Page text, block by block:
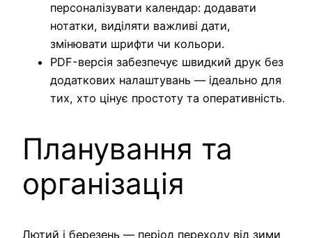
персоналізувати календар: додавати
нотатки, виділяти важливі дати,
змінювати шрифти чи кольори.
PDF-версія забезпечує швидкий друк без
додаткових налаштувань — ідеально для
тих, хто цінує простоту та оперативність.
Планування та
організація
Лютий і березень — період переходу від зими